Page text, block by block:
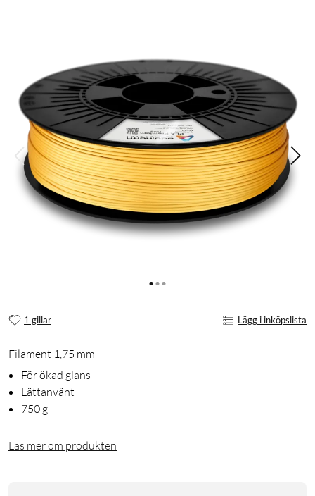
1 gillar Lägg i inköpslista
Filament 1,75 mm
För ökad glans
Lättanvänt
750 g
Läs mer om produkten